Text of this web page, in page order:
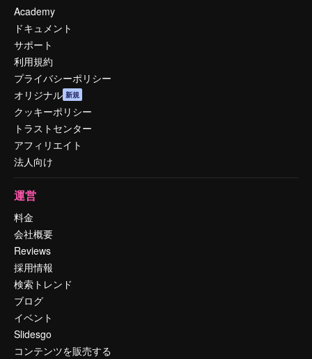
Academy
ドキュメント
サポート
利用規約
プライバシーポリシー
オリジナル 新規
クッキーポリシー
トラストセンター
アフィリエイト
法人向け
運営
料金
会社概要
Reviews
採用情報
検索トレンド
ブログ
イベント
Slidesgo
コンテンツを販売する